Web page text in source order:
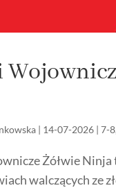
| 14-07-2026 |7-8
Żółwie
walczących ze